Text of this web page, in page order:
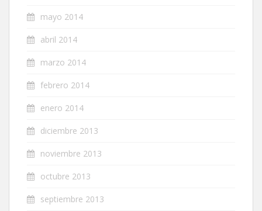
mayo 2014
abril 2014
marzo 2014
febrero 2014
enero 2014
diciembre 2013
noviembre 2013
octubre 2013
septiembre 2013